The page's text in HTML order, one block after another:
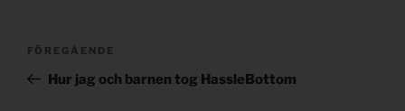
Post
Föregående
inlägg
FÖREGÅENDE
Hur jag och barnen tog HassleBottom